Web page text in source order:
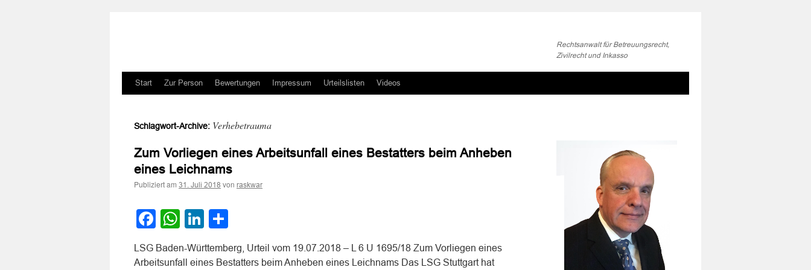
Rechtsanwalt für Betreuungsrecht,
Zivilrecht und Inkasso
Zum
springen
Start Zur Person Bewertungen Impressum Urteilslisten Videos
Schlagwort-Archive: Verhebetrauma
Zum Vorliegen eines Arbeitsunfall eines Bestatters beim Anheben
eines Leichnams
Publiziert am 31. Juli 2018 von raskwar
Facebook
WhatsApp
LinkedIn
LSG Baden-Württemberg, Urteil vom 19.07.2018 – L 6 U 1695/18 Zum Vorliegen eines
Arbeitsunfall eines Bestatters beim Anheben eines Leichnams Das LSG Stuttgart hat